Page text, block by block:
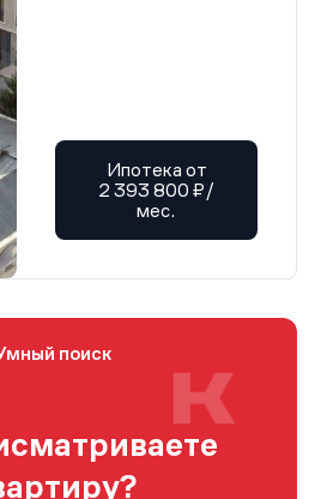
Ипотека от
2 393 800 ₽/
мес.
поиск